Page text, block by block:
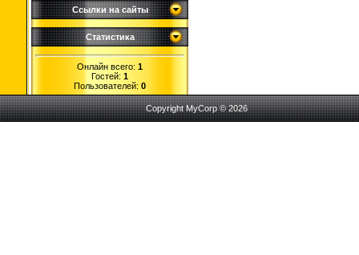
Ссылки на сайты
Статистика
Онлайн всего: 1
Гостей: 1
Пользователей: 0
Copyright MyCorp © 2026